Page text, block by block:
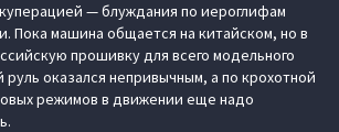
— блуждания по иероглифам
Пока машина общается на китайском, но в
прошивку для всего модельного
руль оказался непривычным, а по крохотной
режимов в движении еще надо